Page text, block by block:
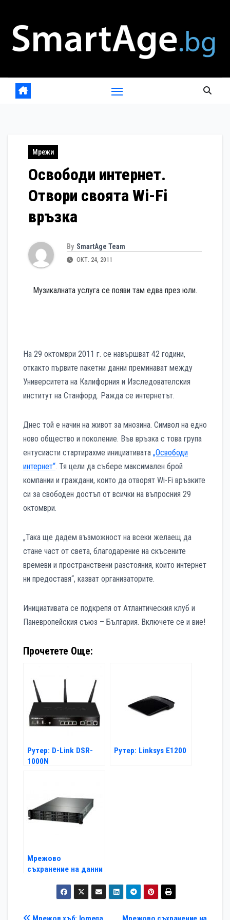
content
Мрежи
Освободи интернет.
Отвори своята Wi-Fi
връзка
By SmartAge Team
ОКТ. 24, 2011
Музикалната услуга се появи там едва през юли.
На 29 октомври 2011 г. се навършват 42 години,
откакто първите пакетни данни преминават между
Университета на Калифорния и Изследователския
институт на Станфорд. Ражда се интернетът.
Днес той е начин на живот за мнозина. Символ на едно
ново общество и поколение. Във връзка с това група
ентусиасти стартирахме инициативата „Освободи
интернет“. Тя цели да събере максимален брой
компании и граждани, които да отворят Wi-Fi връзките
си за свободен достъп от всички на въпросния 29
октомври.
„Така ще дадем възможност на всеки желаещ да
стане част от света, благодарение на скъсените
времеви и пространствени разстояния, които интернет
ни предоставя“, казват организаторите.
Инициативата се подкрепя от Атлантическия клуб и
Паневропейския съюз – България. Включете се и вие!
Прочетете Още:
Рутер: D-Link DSR-
1000N
Рутер: Linksys E1200
Мрежово
съхранение на данни